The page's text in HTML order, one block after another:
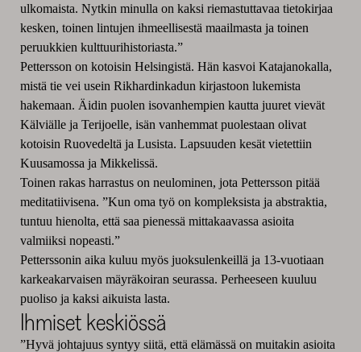
ulkomaista. Nytkin minulla on kaksi riemastuttavaa tietokirjaa
kesken, toinen lintujen ihmeellisestä maailmasta ja toinen
peruukkien kulttuurihistoriasta.”
Pettersson on kotoisin Helsingistä. Hän kasvoi Katajanokalla,
mistä tie vei usein Rikhardinkadun kirjastoon lukemista
hakemaan. Äidin puolen isovanhempien kautta juuret vievät
Kälviälle ja Terijoelle, isän vanhemmat puolestaan olivat
kotoisin Ruovedeltä ja Lusista. Lapsuuden kesät vietettiin
Kuusamossa ja Mikkelissä.
Toinen rakas harrastus on neulominen, jota Pettersson pitää
meditatiivisena. ”Kun oma työ on kompleksista ja abstraktia,
tuntuu hienolta, että saa pienessä mittakaavassa asioita
valmiiksi nopeasti.”
Petterssonin aika kuluu myös juoksulenkeillä ja 13-vuotiaan
karkeakarvaisen mäyräkoiran seurassa. Perheeseen kuuluu
puoliso ja kaksi aikuista lasta.
Ihmiset keskiössä
”Hyvä johtajuus syntyy siitä, että elämässä on muitakin asioita